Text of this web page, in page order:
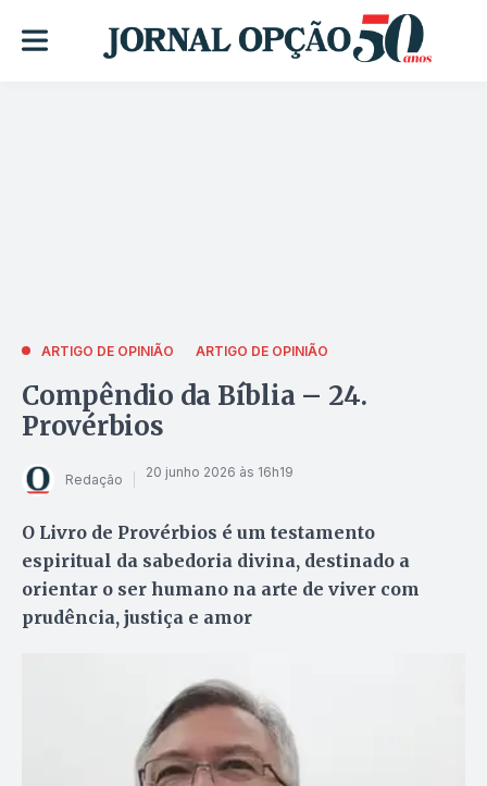
ARTIGO DE OPINIÃO ARTIGO DE OPINIÃO
Compêndio da Bíblia – 24.
Provérbios
Redação 20 junho 2026 às 16h19
O Livro de Provérbios é um testamento
espiritual da sabedoria divina, destinado a
orientar o ser humano na arte de viver com
prudência, justiça e amor